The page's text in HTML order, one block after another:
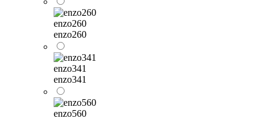
enzo260
enzo260
enzo341
enzo341
enzo560